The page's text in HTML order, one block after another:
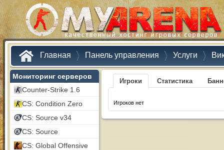
Главная Панель управления Услуги
Мониторинг серверов
Counter-Strike 1.6
CS: Condition Zero
CS: Source v34
CS: Source
CS: Global Offensive
Игроки Статистика
Игроков нет